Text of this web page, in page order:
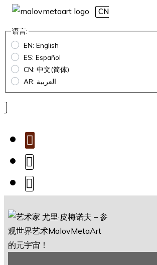
CN
语言:
EN: English
ES: Español
CN: 中文(简体)
AR: العربية